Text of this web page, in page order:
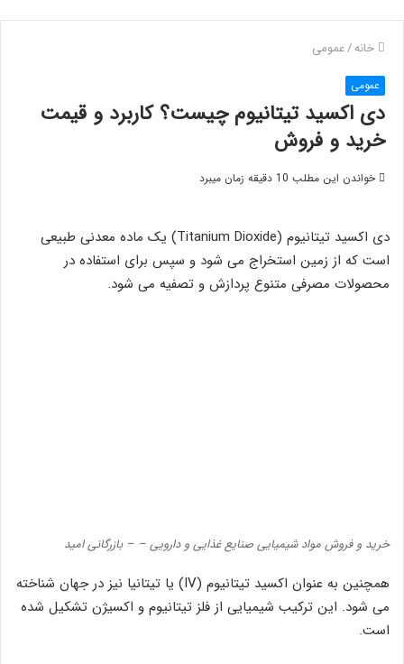
خانه/عمومی
عمومی
دی اکسید تیتانیوم چیست؟ کاربرد و قیمت
خرید و فروش
خواندن این مطلب 10 دقیقه زمان میبرد
دی اکسید تیتانیوم (Titanium Dioxide) یک ماده معدنی طبیعی
است که از زمین استخراج می شود و سپس برای استفاده در
محصولات مصرفی متنوع پردازش و تصفیه می شود.
خرید و فروش مواد شیمیایی صنایع غذایی و دارویی – – بازرگانی امید
همچنین به عنوان اکسید تیتانیوم (IV) یا تیتانیا نیز در جهان شناخته
می شود. این ترکیب شیمیایی از فلز تیتانیوم و اکسیژن تشکیل شده
است.